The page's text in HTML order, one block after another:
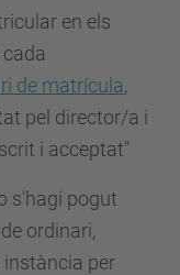
en els
de matrícula,
pel director/a i
i acceptat"
s'hagi pogut
ordinari,
instància per